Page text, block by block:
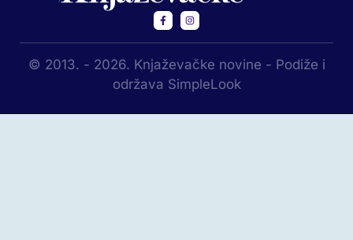
© 2013. - 2026. Knjaževačke novine - Podiže i
održava SimpleLook